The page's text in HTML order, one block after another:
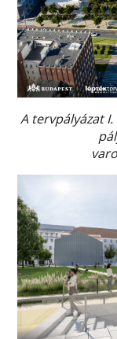
A tervpályázat